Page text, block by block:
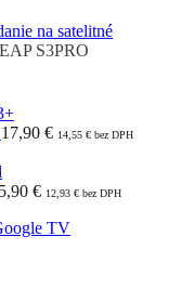
na satelitné
S3PRO
17,90 € 14,55 € bez DPH
€ 12,93 € bez DPH